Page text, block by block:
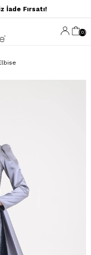
İade Fırsatı!
0